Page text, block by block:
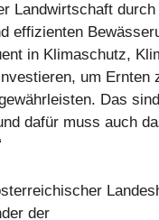
Landwirtschaft
effizienten
in Klimaschutz,
um Ernten
Das
dafür muss auch
der